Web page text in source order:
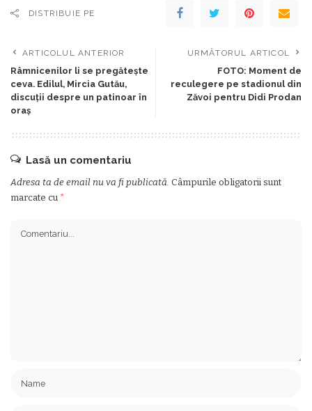
DISTRIBUIE PE
ARTICOLUL ANTERIOR
Râmnicenilor li se pregătește
ceva. Edilul, Mircia Gutău,
discuții despre un patinoar în
oraș
URMĂTORUL ARTICOL
FOTO: Moment de
reculegere pe stadionul din
Zăvoi pentru Didi Prodan
Lasă un comentariu
Adresa ta de email nu va fi publicată. Câmpurile obligatorii sunt
marcate cu *